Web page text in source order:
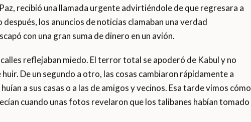
recibió una llamada urgente advirtiéndole de que regresara a
los anuncios de noticias clamaban una verdad
con una gran suma de dinero en un avión.
calles reflejaban miedo. El terror total se apoderó de Kabul y no
De un segundo a otro, las cosas cambiaron rápidamente a
a sus casas o a las de amigos y vecinos. Esa tarde vimos cómo
cuando unas fotos revelaron que los talibanes habían tomado